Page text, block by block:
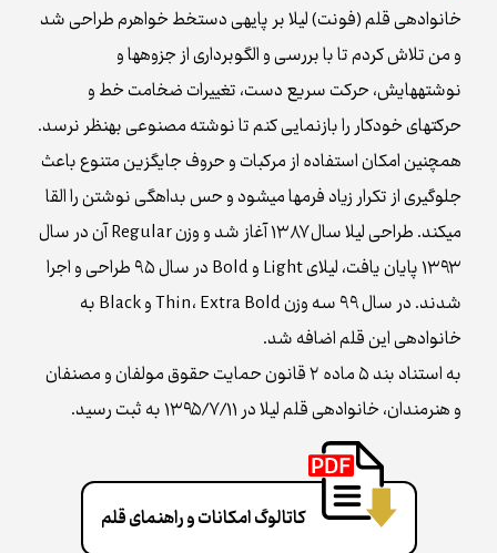
خانواده‌ی قلم (فونت) لیلا بر پایه‌ی دست‌خط خواهرم طراحی شد
و من تلاش کردم تا با بررسی و الگوبرداری از جزوه‌ها و
نوشته‌هایش، حرکت سریع دست، تغییرات ضخامت خط و
حرکت‌های خودکار را بازنمایی کنم تا نوشته مصنوعی به‌نظر نرسد.
هم‌چنین امکان استفاده از مرکبات و حروف جای‌گزین متنوع باعث
جلوگیری از تکرار زیاد فرم‌ها می‌شود و حس بداهگی نوشتن را القا
می‌کند. طراحی لیلا سال ۱۳۸۷ آغاز شد و وزن Regular آن در سال
۱۳۹۳ پایان یافت، لیلای Light و Bold در سال ۹۵ طراحی و اجرا
شدند. در سال ۹۹ سه وزن Thin، Extra Bold و Black به
خانواده‌ی این قلم اضافه شد.
به استناد بند ۵ ماده ۲ قانون حمایت حقوق مولفان و مصنفان
و هنرمندان، خانواده‌ی قلم لیلا در ۱۳۹۵/۷/۱۱ به ثبت رسید.
کاتالوگ امکانات و راهنمای قلم